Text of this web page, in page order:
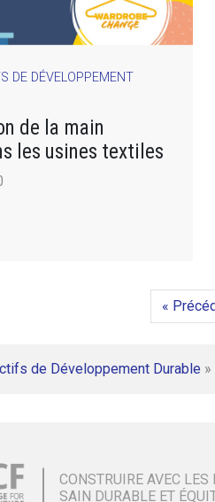
DE DÉVELOPPEMENT
de la main
les usines textiles
«
de Développement Durable »
CONSTRUIRE AVEC
SAIN DURABLE ET